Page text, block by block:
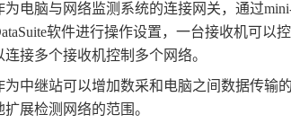
为电脑与网络监测系统的连接网关，通过
软件进行操作设置，一台接收机可以
连接多个接收机控制多个网络。
为中继站可以增加数采和电脑之间数据传输
展检测网络的范围。